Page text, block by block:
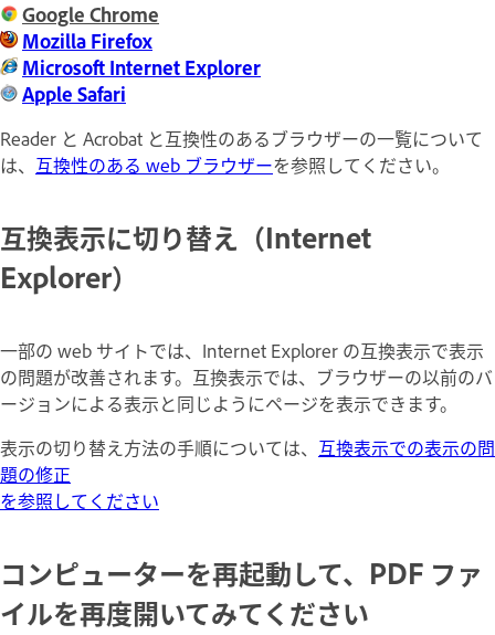
Google Chrome
Mozilla Firefox
Microsoft Internet Explorer
Apple Safari
Reader と Acrobat と互換性のあるブラウザーの一覧について
は、 互換性のある web ブラウザーを参照してください。
互換表示に切り替え（Internet
Explorer）
一部の web サイトでは、Internet Explorer の互換表示で表示
の問題が改善されます。互換表示では、ブラウザーの以前のバ
ージョンによる表示と同じようにページを表示できます。
表示の切り替え方法の手順については、 互換表示での表示の問
題の修正
を参照してください
コンピューターを再起動して、PDF ファ
イルを再度開いてみてください